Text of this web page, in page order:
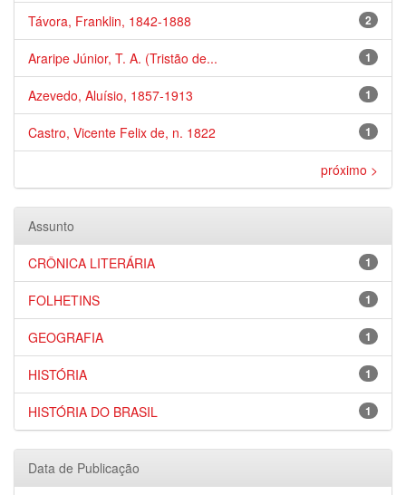
2
Távora, Franklin, 1842-1888
1
Araripe Júnior, T. A. (Tristão de...
1
Azevedo, Aluísio, 1857-1913
1
Castro, Vicente Felix de, n. 1822
próximo >
Assunto
1
CRÔNICA LITERÁRIA
1
FOLHETINS
1
GEOGRAFIA
1
HISTÓRIA
1
HISTÓRIA DO BRASIL
Data de Publicação